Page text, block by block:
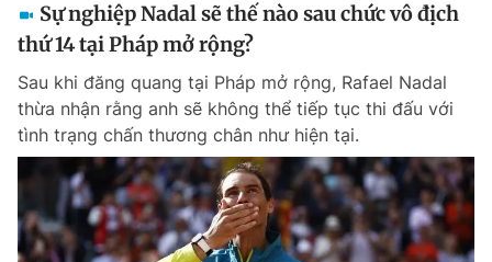
Sự nghiệp Nadal sẽ thế nào sau chức vô địch
thứ 14 tại Pháp mở rộng?
Sau khi đăng quang tại Pháp mở rộng, Rafael Nadal
thừa nhận rằng anh sẽ không thể tiếp tục thi đấu với
tình trạng chấn thương chân như hiện tại.